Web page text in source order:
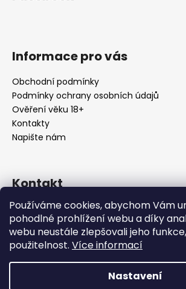
Používáme cookies, abychom Vám
pohodlné prohlížení webu a díky
webu neustále zlepšovali jeho
použitelnost. Více informací
Nastavení
Informace pro vás
Obchodní podmínky
Podmínky ochrany osobních údajů
Ověření věku 18+
Kontakty
Napište nám
Kontakt
info@urbansmoke.cz
+420602745932
UrbanSmoke
urbansmoke_shop